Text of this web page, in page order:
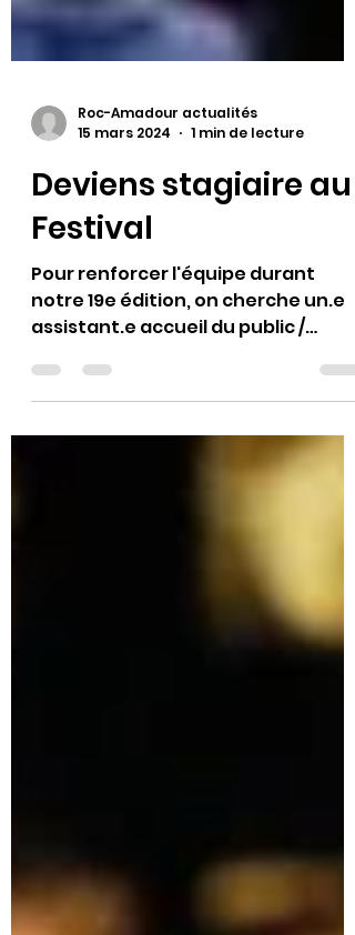
Roc-Amadour actualités
1 min de lecture
Deviens stagiaire au
Festival
Pour renforcer l'équipe durant
notre 19e édition, on cherche un.e
assistant.e accueil du public /